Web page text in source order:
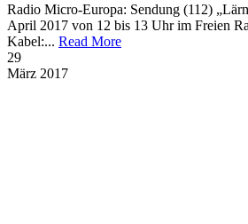
Radio Micro-Europa: Sendung (112)
April 2017 von 12 bis 13 Uhr im Freien
Kabel:... Read More
29
März 2017